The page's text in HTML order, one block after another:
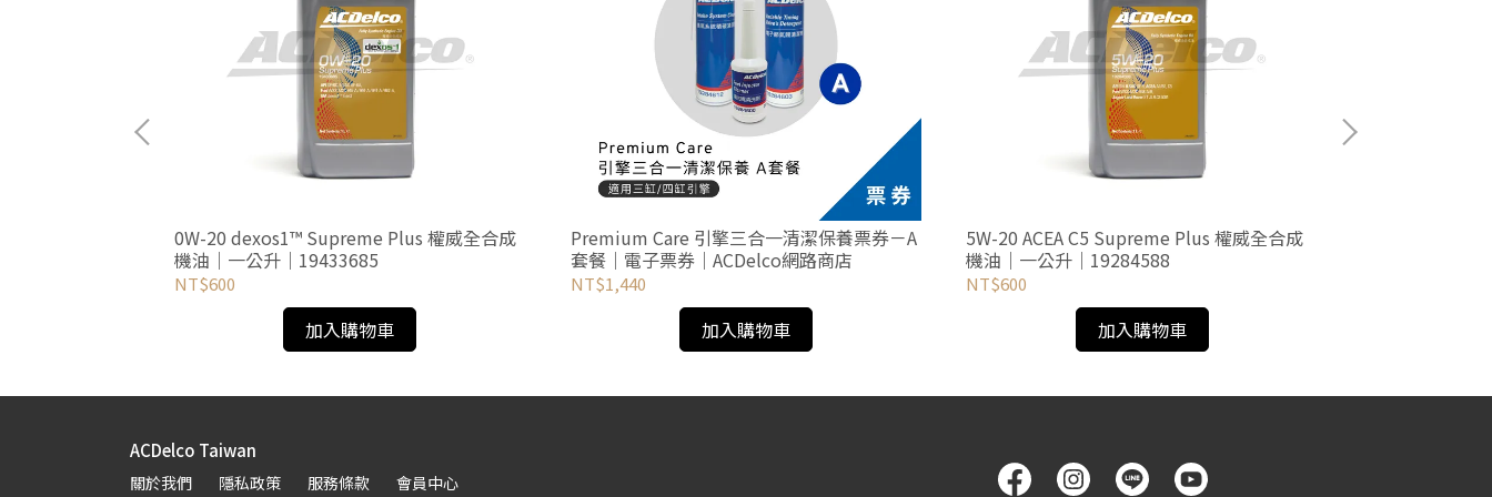
0W-20 dexos1™ Supreme Plus 權威全合成
機油｜一公升｜19433685
NT$600
加入購物車
Premium Care 引擎三合一清潔保養票券－A
套餐｜電子票券｜ACDelco網路商店
NT$1,440
加入購物車
5W-20 ACEA C5 Supreme Plus 權威全合成
機油｜一公升｜19284588
NT$600
加入購物車
ACDelco Taiwan
關於我們 隱私政策 服務條款 會員中心